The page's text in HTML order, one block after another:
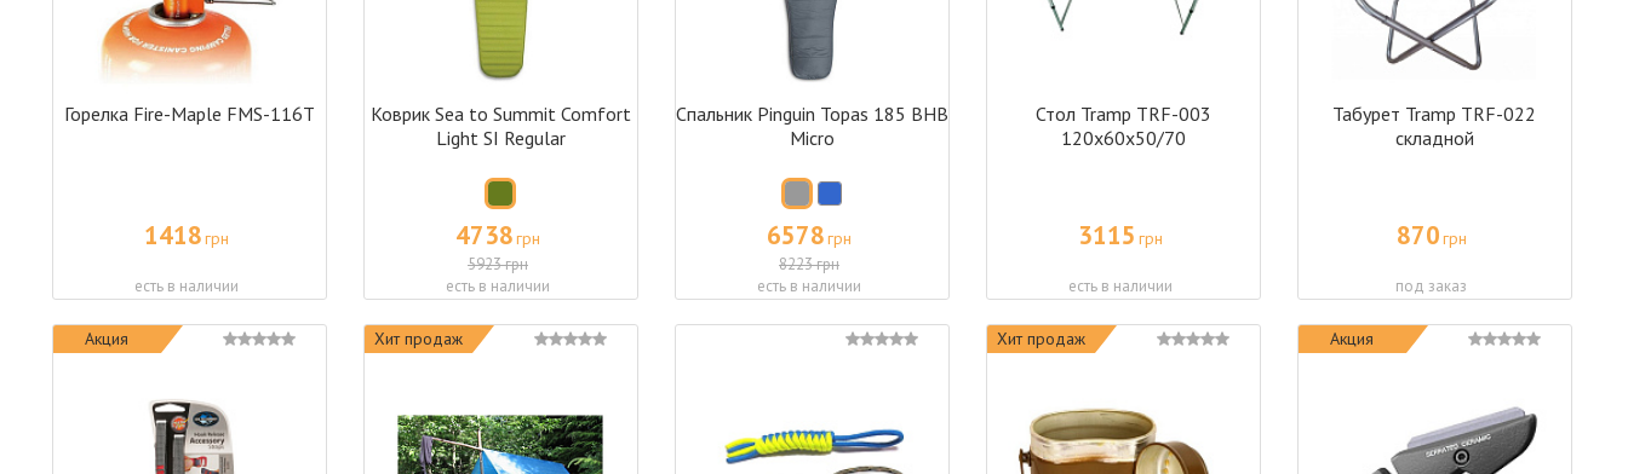
Горелка Fire-Maple FMS-116T
1418грн
есть в наличии
Коврик Sea to Summit Comfort
Light SI Regular
4738грн
5923 грн
есть в наличии
Спальник Pinguin Topas 185 BHB
Micro
6578грн
8223 грн
есть в наличии
Стол Tramp TRF-003
120х60х50/70
3115 грн
есть в наличии
Табурет Tramp TRF-022
складной
870грн
под заказ
Акция Хит продаж Хит продаж Акция